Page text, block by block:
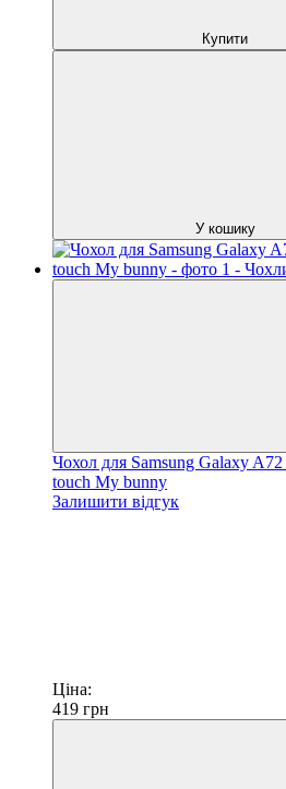
Купити
У кошику
Чохол для Samsung Galaxy
touch My bunny
Залишити відгук
Ціна:
419 грн